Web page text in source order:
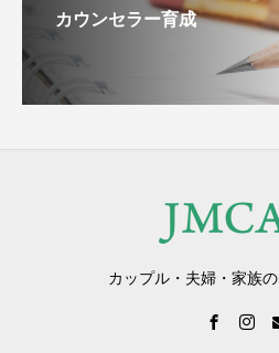
カウンセラー育成
カップル・夫婦・家族